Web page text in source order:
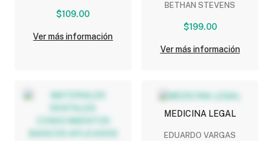
$109.00
Ver más información
BETHAN STEVENS
$199.00
Ver más información
MEDICINA LEGAL
EDUARDO VARGAS